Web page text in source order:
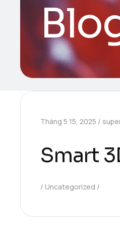
Tháng 5 15, 2025
Smart
Uncategorized